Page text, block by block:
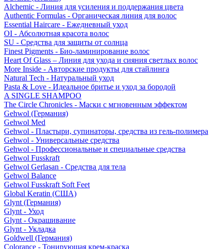
Alchemic - Линия для усиления и поддержания цвета
Authentic Formulas - Органическая линия для волос
Essential Haircare - Eжедневный уход
OI - Абсолютная красота волос
SU - Средства для защиты от солнца
Finest Pigments - Био-ламинирование волос
Heart Of Glass – Линия для ухода и сияния светлых волос
More Inside - Авторские продукты для стайлинга
Natural Tech - Натуральный уход
Pasta & Love - Идеальное бритье и уход за бородой
A SINGLE SHAMPOO
The Circle Chronicles - Маски с мгновенным эффектом
Gehwol (Германия)
Gehwol Med
Gehwol - Пластыри, супинаторы, средства из гель-полимера
Gehwol - Универсальные средства
Gehwol - Профессиональные и специальные средства
Gehwol Fusskraft
Gehwol Gerlasan - Средства для тела
Gehwol Balance
Gehwol Fusskraft Soft Feet
Global Keratin (США)
Glynt (Германия)
Glynt - Уход
Glynt - Окрашивание
Glynt - Укладка
Goldwell (Германия)
Colorance - Тонирующая крем-краска